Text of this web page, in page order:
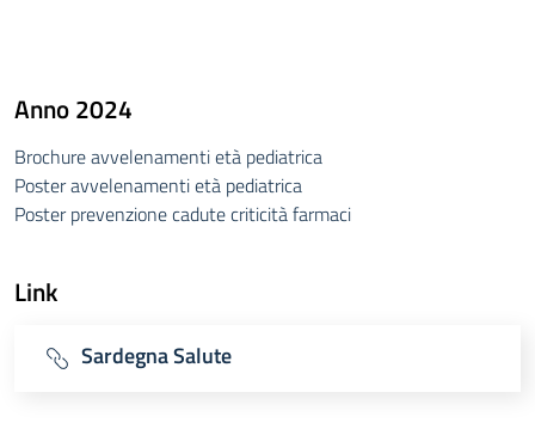
Anno 2024
Brochure avvelenamenti età pediatrica
Poster avvelenamenti età pediatrica
Poster prevenzione cadute criticità farmaci
Link
Sardegna Salute